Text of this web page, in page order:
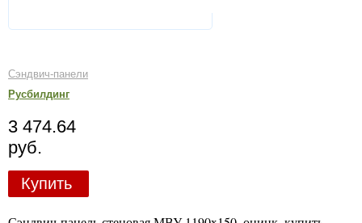
Сэндвич-панели
Русбилдинг
3 474.64
руб.
Купить